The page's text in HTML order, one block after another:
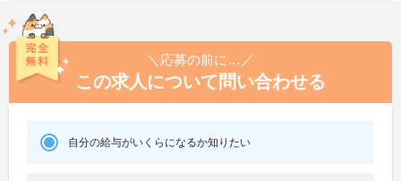
＼応募の前に…／
この求人について問い合わせる
自分の給与がいくらになるか知りたい